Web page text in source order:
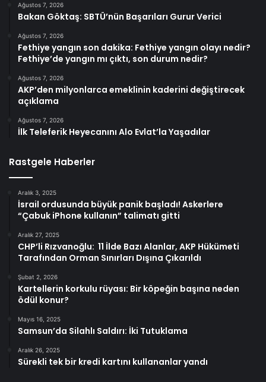
Ağustos 7, 2026
Bakan Göktaş: SBTÜ’nün Başarıları Gurur Verici
Ağustos 7, 2026
Fethiye yangın son dakika: Fethiye yangın olayı nedir?
Fethiye’de yangın mı çıktı, son durum nedir?
Ağustos 7, 2026
AKP’den milyonlarca emeklinin kaderini değiştirecek
açıklama
Ağustos 7, 2026
İlk Teleferik Heyecanını Alo Evlat’la Yaşadılar
Rastgele Haberler
Aralık 3, 2025
İsrail ordusunda büyük panik başladı! Askerlere
“Çabuk iPhone kullanın” talimatı gitti
Aralık 27, 2025
CHP’li Rızvanoğlu: 11 İlde Bazı Alanlar, AKP Hükümeti
Tarafından Orman Sınırları Dışına Çıkarıldı
Şubat 2, 2026
Kartellerin korkulu rüyası: Bir köpeğin başına neden
ödül konur?
Mayıs 16, 2025
Samsun’da Silahlı Saldırı: İki Tutuklama
Aralık 26, 2025
Sürekli tek bir kredi kartını kullananlar yandı